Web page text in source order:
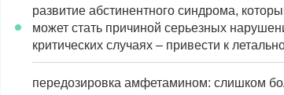
развитие абстинентного синдрома,
может стать причиной серьезных
критических случаях – привести к
передозировка амфетамином: слишком